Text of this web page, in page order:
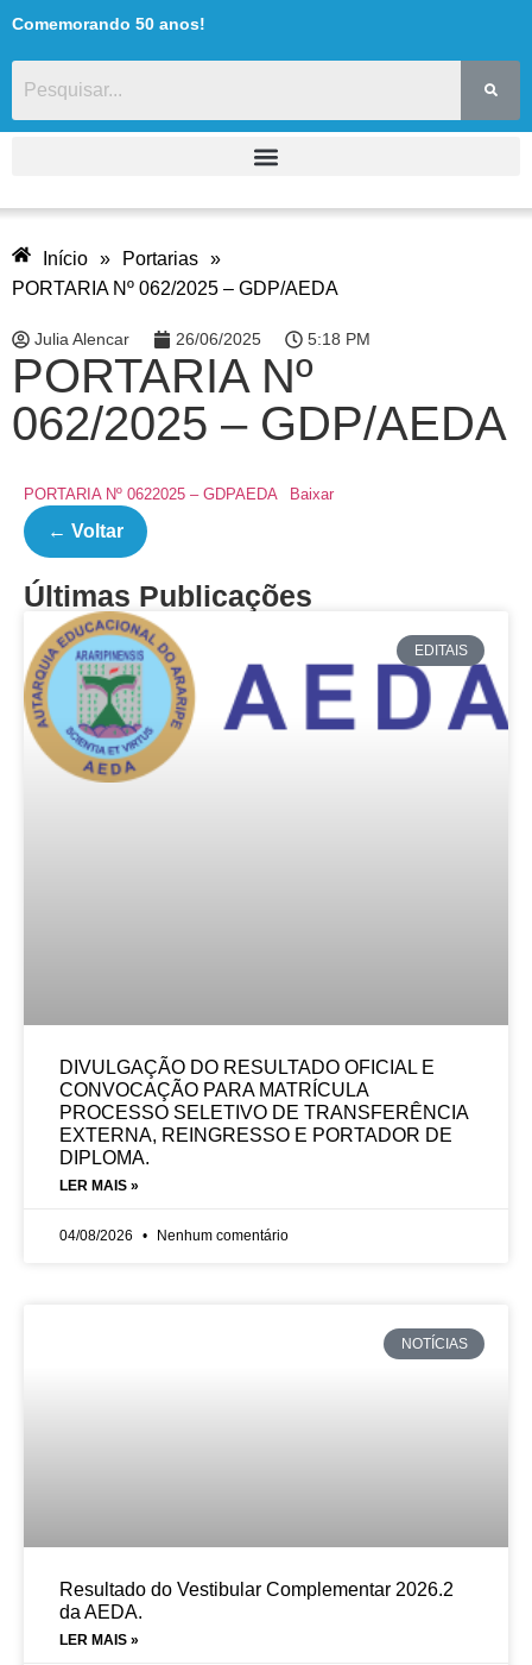
Comemorando 50 anos!
Início » Portarias »
PORTARIA Nº 062/2025 – GDP/AEDA
Julia Alencar 26/06/2025 5:18 PM
PORTARIA Nº
062/2025 – GDP/AEDA
PORTARIA Nº 0622025 – GDPAEDA Baixar
← Voltar
Últimas Publicações
EDITAIS
DIVULGAÇÃO DO RESULTADO OFICIAL E
CONVOCAÇÃO PARA MATRÍCULA
PROCESSO SELETIVO DE TRANSFERÊNCIA
EXTERNA, REINGRESSO E PORTADOR DE
DIPLOMA.
LER MAIS »
04/08/2026 Nenhum comentário
NOTÍCIAS
Resultado do Vestibular Complementar 2026.2
da AEDA.
LER MAIS »